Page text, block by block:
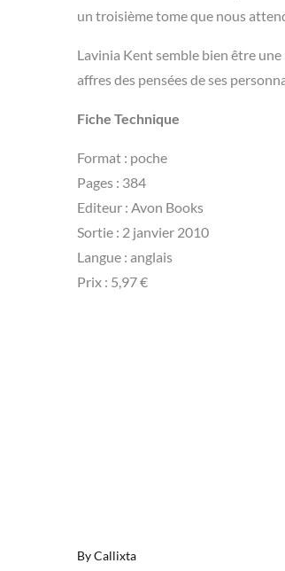
un troisième tome que nous
Lavinia Kent semble bien être
affres des pensées de ses
Fiche Technique
Format : poche
Pages : 384
Editeur : Avon Books
Sortie : 2 janvier 2010
Langue : anglais
Prix : 5,97 €
ByCallixta